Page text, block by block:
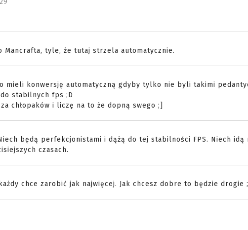
Mancrafta, tyle, że tutaj strzela automatycznie.
mieli konwersję automatyczną gdyby tylko nie byli takimi
stabilnych fps ;D
chłopaków i liczę na to że dopną swego ;]
będą perfekcjonistami i dążą do tej stabilności FPS. Niech idą
czasach.
chce zarobić jak najwięcej. Jak chcesz dobre to będzie drogie